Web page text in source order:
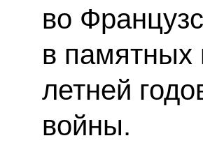
во
в памятных
летней
войны.